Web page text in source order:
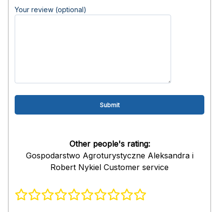
Your review (optional)
Other people's rating:
Gospodarstwo Agroturystyczne Aleksandra i
Robert Nykiel Customer service